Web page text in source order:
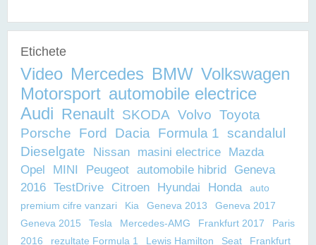
Etichete
Video Mercedes BMW Volkswagen
Motorsport automobile electrice
Audi Renault SKODA Volvo Toyota
Porsche
Ford Dacia Formula 1 scandalul
Dieselgate
Nissan masini electrice
Mazda
Opel
MINI Peugeot automobile hibrid
Geneva
2016 TestDrive Citroen Hyundai Honda
auto
premium cifre vanzari
Kia Geneva 2013
Geneva 2017
Geneva 2015
Tesla Mercedes-AMG Frankfurt 2017
Paris
2016
rezultate Formula 1 Lewis Hamilton Seat
Frankfurt